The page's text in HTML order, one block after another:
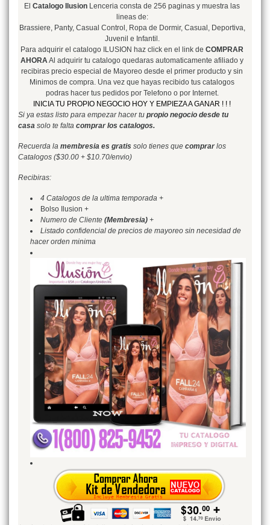
El Catalogo Ilusion Lenceria consta de 256 paginas y muestra las
lineas de:
Brassiere, Panty, Casual Control, Ropa de Dormir, Casual, Deportiva,
Juvenil e Infantil.
Para adquirir el catalogo ILUSION haz click en el link de COMPRAR
AHORA Al adquirir tu catalogo quedaras automaticamente afiliado y
recibiras precio especial de Mayoreo desde el primer producto y sin
Minimos de compra. Una vez que hayas recibido tus catalogos
podras hacer tus pedidos por Telefono o por Internet.
INICIA TU PROPIO NEGOCIO HOY Y EMPIEZA A GANAR ! ! !
Si ya estas listo para empezar hacer tu propio negocio desde tu
casa solo te falta comprar los catalogos.
Recuerda la membresia es gratis solo tienes que comprarlos
Catalogos ($30.00 + $10.70/envio)
Recibiras:
4 Catalogos de la ultima temporada +
Bolso Ilusion +
Numero de Cliente (Membresia) +
Listado confidencial de precios de mayoreo sin necesidad de
hacer orden minima